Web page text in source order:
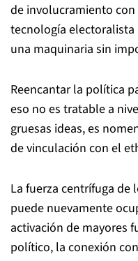
de involucramiento
tecnología
una maquinaria sin
Reencantar la política
eso no es tratable a
gruesas ideas, es
de vinculación con el
La fuerza centrífuga de
puede nuevamente
activación de mayores
político, la conexión